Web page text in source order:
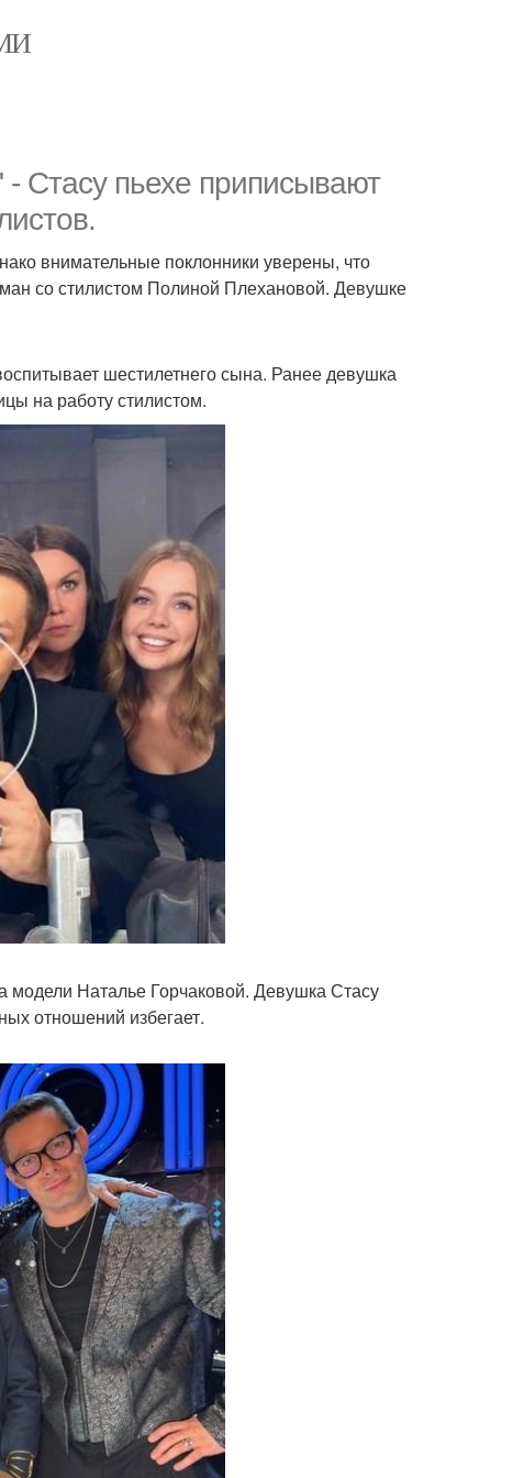
Стасу пьехе приписывают
внимательные поклонники уверены, что
со стилистом Полиной Плехановой. Девушке
шестилетнего сына. Ранее девушка
на работу стилистом.
Наталье Горчаковой. Девушка Стасу
отношений избегает.